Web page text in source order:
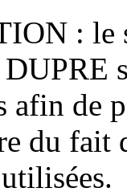
: le
afin de
du fait